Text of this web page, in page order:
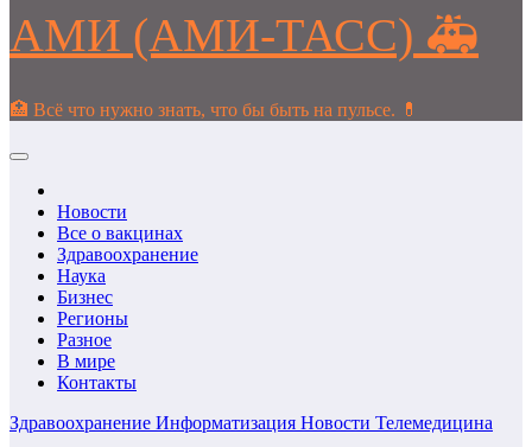
АМИ (АМИ-ТАСС) 🚑
🏥 Всё что нужно знать, что бы быть на пульсе. 💊
Новости
Все о вакцинах
Здравоохранение
Наука
Бизнес
Регионы
Разное
В мире
Контакты
Здравоохранение Информатизация Новости Телемедицина